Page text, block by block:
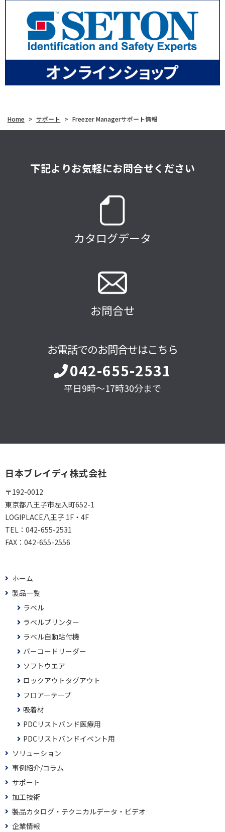
Home > サポート > Freezer Managerサポート情報
下記よりお気軽にお問合せください
カタログデータ
お問合せ
お電話でのお問合せはこちら
042-655-2531
平日9時～17時30分まで
日本ブレイディ株式会社
〒192-0012
東京都八王子市左入町652-1
LOGIPLACE八王子 1F・4F
TEL： 042-655-2531
FAX： 042-655-2556
ホーム
製品一覧
ラベル
ラベルプリンター
ラベル自動貼付機
バーコードリーダー
ソフトウエア
ロックアウトタグアウト
フロアーテープ
吸着材
PDCリストバンド医療用
PDCリストバンドイベント用
ソリューション
事例紹介/コラム
サポート
加工技術
製品カタログ・テクニカルデータ・ビデオ
企業情報